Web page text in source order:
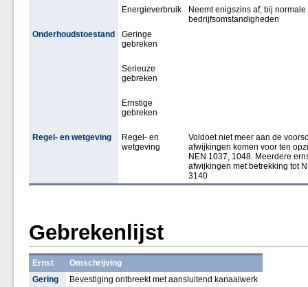
Energieverbruik
Neemt enigszins af, bij normale
bedrijfsomstandigheden
Onderhoudstoestand
Geringe
gebreken
Serieuze
gebreken
Ernstige
gebreken
Regel- en wetgeving
Regel- en
wetgeving
Voldoet niet meer aan de
afwijkingen komen voor ten
NEN 1037, 1048. Meerdere
afwijkingen met betrekking tot
3140
Gebrekenlijst
Ernst
Omschrijving
Gering
Bevestiging ontbreekt met aansluitend kanaalwerk